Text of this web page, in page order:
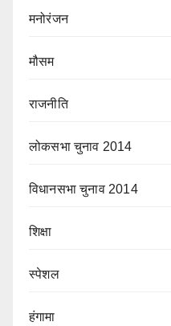
मनोरंजन
मौसम
राजनीति
लोकसभा चुनाव 2014
विधानसभा चुनाव 2014
शिक्षा
स्पेशल
हंगामा